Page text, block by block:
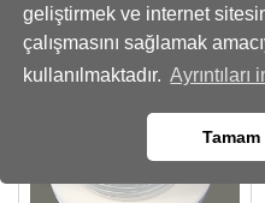
geliştirmek ve internet
çalışmasını sağlamak
kullanılmaktadır. Ayrıntıları
Tamam